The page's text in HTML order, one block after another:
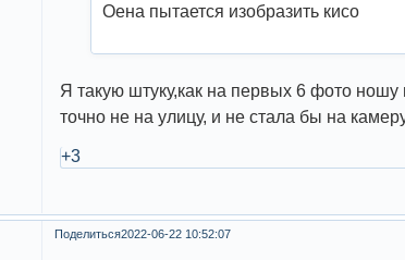
Оена пытается изобразить кисо
Я такую штуку,как на первых 6 фото ношу
точно не на улицу, и не стала бы на
+3
Поделиться2022-06-22 10:52:07